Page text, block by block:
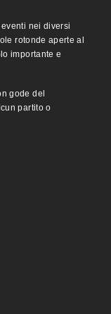
nei diversi
rotonde aperte al
importante e
gode del
partito o